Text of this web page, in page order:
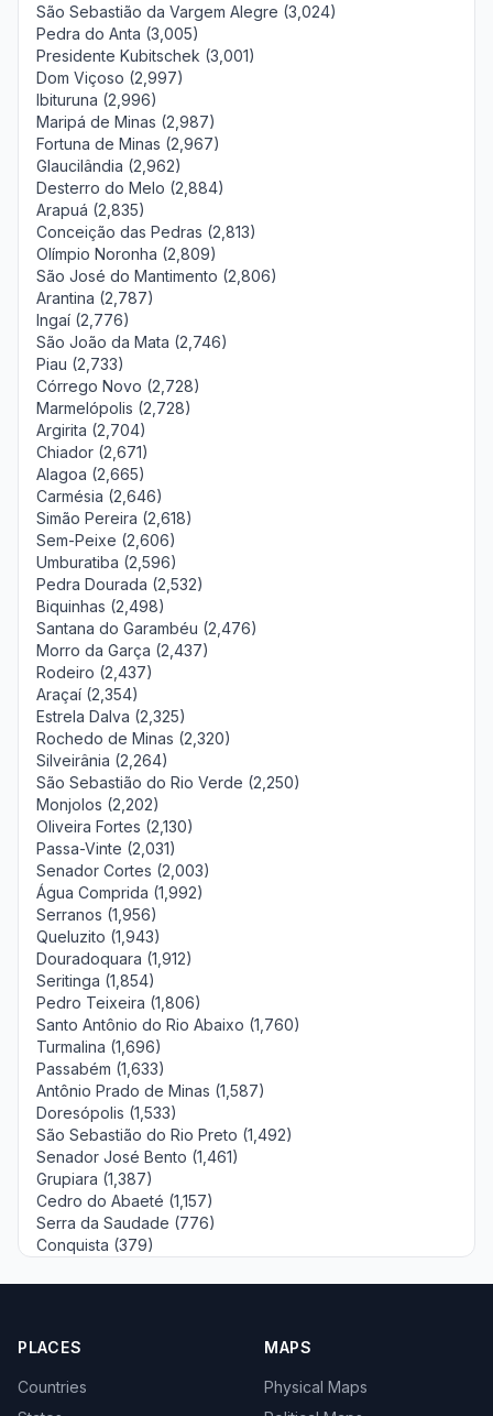
São Sebastião da Vargem Alegre (3,024)
Pedra do Anta (3,005)
Presidente Kubitschek (3,001)
Dom Viçoso (2,997)
Ibituruna (2,996)
Maripá de Minas (2,987)
Fortuna de Minas (2,967)
Glaucilândia (2,962)
Desterro do Melo (2,884)
Arapuá (2,835)
Conceição das Pedras (2,813)
Olímpio Noronha (2,809)
São José do Mantimento (2,806)
Arantina (2,787)
Ingaí (2,776)
São João da Mata (2,746)
Piau (2,733)
Córrego Novo (2,728)
Marmelópolis (2,728)
Argirita (2,704)
Chiador (2,671)
Alagoa (2,665)
Carmésia (2,646)
Simão Pereira (2,618)
Sem-Peixe (2,606)
Umburatiba (2,596)
Pedra Dourada (2,532)
Biquinhas (2,498)
Santana do Garambéu (2,476)
Morro da Garça (2,437)
Rodeiro (2,437)
Araçaí (2,354)
Estrela Dalva (2,325)
Rochedo de Minas (2,320)
Silveirânia (2,264)
São Sebastião do Rio Verde (2,250)
Monjolos (2,202)
Oliveira Fortes (2,130)
Passa-Vinte (2,031)
Senador Cortes (2,003)
Água Comprida (1,992)
Serranos (1,956)
Queluzito (1,943)
Douradoquara (1,912)
Seritinga (1,854)
Pedro Teixeira (1,806)
Santo Antônio do Rio Abaixo (1,760)
Turmalina (1,696)
Passabém (1,633)
Antônio Prado de Minas (1,587)
Doresópolis (1,533)
São Sebastião do Rio Preto (1,492)
Senador José Bento (1,461)
Grupiara (1,387)
Cedro do Abaeté (1,157)
Serra da Saudade (776)
Conquista (379)
PLACES
Countries
MAPS
Physical Maps